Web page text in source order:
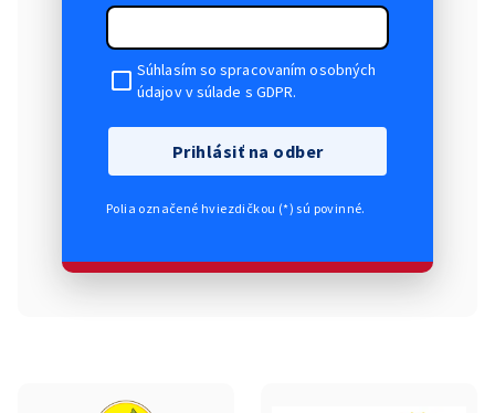
Súhlasím so spracovaním osobných
údajov v súlade s GDPR.
Prihlásiť na odber
Polia označené hviezdičkou (*) sú povinné.